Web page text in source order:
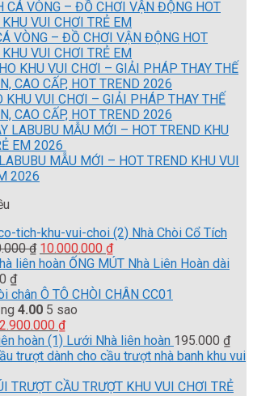
VÒNG – ĐỒ CHƠI VẬN ĐỘNG HOT
VUI CHƠI TRẺ EM
KHU VUI CHƠI – GIẢI PHÁP THAY THẾ
CAO CẤP, HOT TREND 2026
MẪU MỚI – HOT TREND KHU VUI
2026
Nhà Chòi Cổ Tích
₫ Giá
gốc
10.500.000 ₫.
10.000.000 ₫Giá
hiện
là:
ỐNG MÚT Nhà Liên Hoàn dài
₫
Ô TÔ CHÒI CHÂN CC01
4.00 5 sao
Giá
2.900.000 ₫Giá
hiện
tại
2.900.000 ₫.
Lưới Nhà liên hoàn 195.000 ₫
TRƯỢT CẦU TRƯỢT KHU VUI CHƠI TRẺ